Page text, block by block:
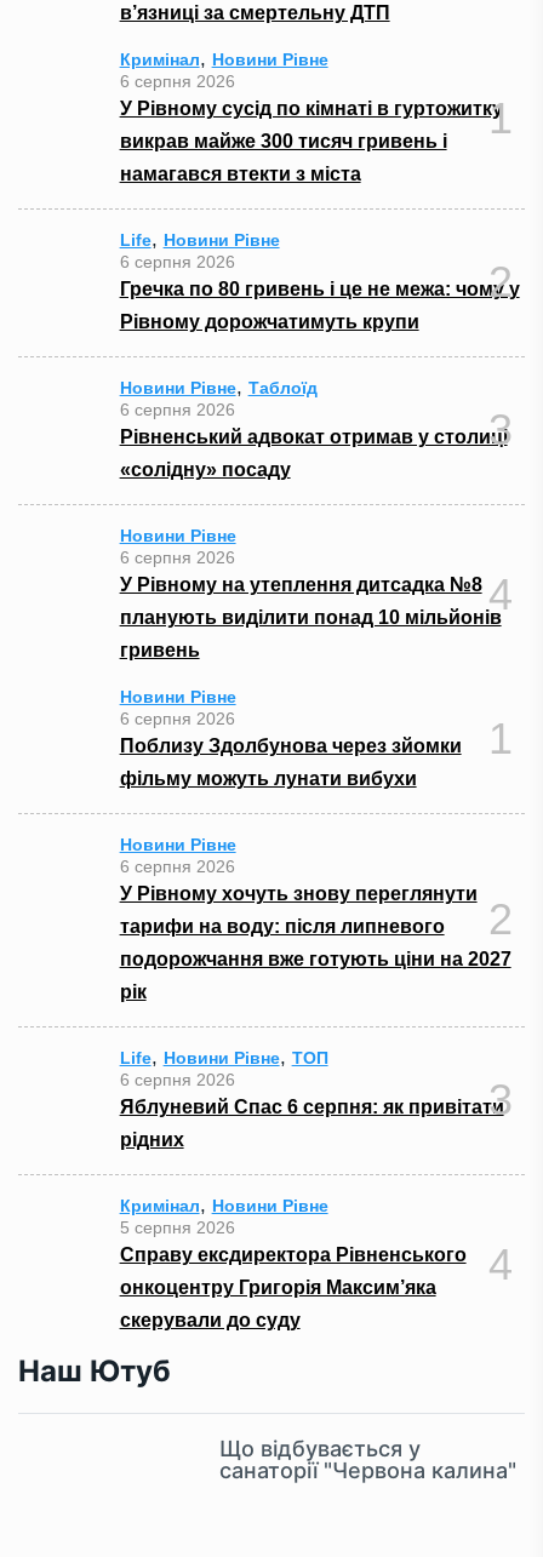
в’язниці за смертельну ДТП
Кримінал, Новини Рівне
6 серпня 2026
У Рівному сусід по кімнаті в гуртожитку
викрав майже 300 тисяч гривень і
намагався втекти з міста
1
Life, Новини Рівне
6 серпня 2026
Гречка по 80 гривень і це не межа: чому у
Рівному дорожчатимуть крупи
2
Новини Рівне, Таблоїд
6 серпня 2026
Рівненський адвокат отримав у столиці
«солідну» посаду
3
Новини Рівне
6 серпня 2026
У Рівному на утеплення дитсадка №8
планують виділити понад 10 мільйонів
гривень
4
Новини Рівне
6 серпня 2026
Поблизу Здолбунова через зйомки
фільму можуть лунати вибухи
1
Новини Рівне
6 серпня 2026
У Рівному хочуть знову переглянути
тарифи на воду: після липневого
подорожчання вже готують ціни на 2027
рік
2
Life, Новини Рівне, ТОП
6 серпня 2026
Яблуневий Спас 6 серпня: як привітати
рідних
3
Кримінал, Новини Рівне
5 серпня 2026
Справу ексдиректора Рівненського
онкоцентру Григорія Максим’яка
скерували до суду
4
Наш Ютуб
Що відбувається у
санаторії "Червона калина"